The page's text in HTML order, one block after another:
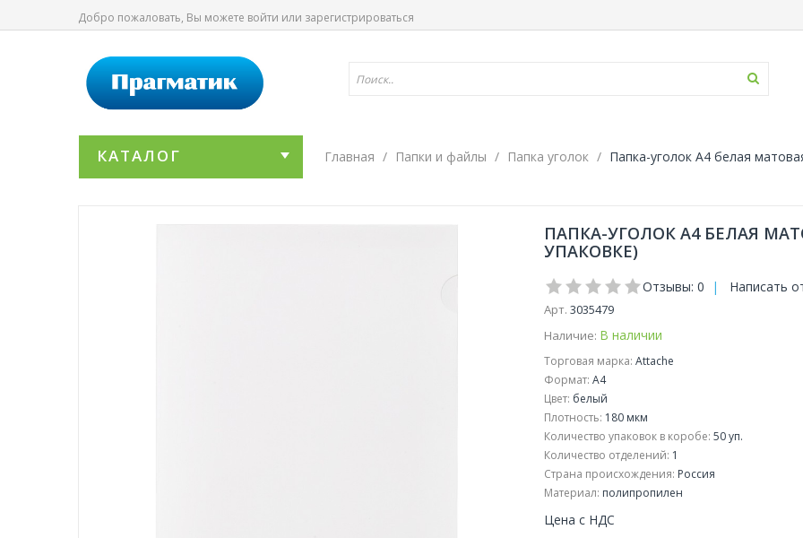
Добро пожаловать, Вы можете войти или зарегистрироваться
КАТАЛОГ Главная Папки и файлы Папка уголок Папка-уголок A4 белая
ПАПКА-УГОЛОК A4 БЕЛАЯ
УПАКОВКЕ)
Отзывы: 0 | Написать
Арт. 3035479
Наличие: В наличии
Торговая марка: Attache
Формат: A4
Цвет: белый
Плотность: 180 мкм
Количество упаковок в коробе: 50 уп.
Количество отделений: 1
Страна происхождения: Россия
Материал: полипропилен
Цена с НДС